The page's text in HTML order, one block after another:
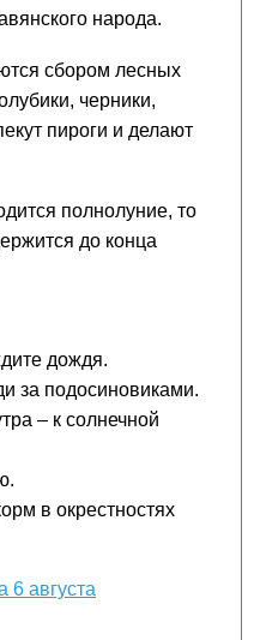
народа.
сбором лесных
черники,
пироги и делают
полнолуние, то
до конца
дождя.
за подосиновиками.
– к солнечной
в окрестностях
августа